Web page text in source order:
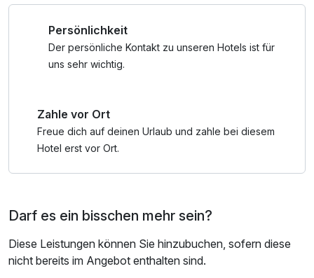
Persönlichkeit
Der persönliche Kontakt zu unseren Hotels ist für
uns sehr wichtig.
Zahle vor Ort
Freue dich auf deinen Urlaub und zahle bei diesem
Hotel erst vor Ort.
Darf es ein bisschen mehr sein?
Diese Leistungen können Sie hinzubuchen, sofern diese
nicht bereits im Angebot enthalten sind.